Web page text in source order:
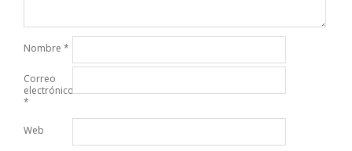
Nombre *
Correo
electrónico
*
Web